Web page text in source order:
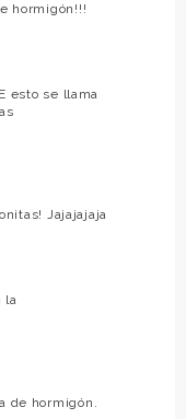
hormigón!!!
esto se llama
Jajajajaja
la
de hormigón.